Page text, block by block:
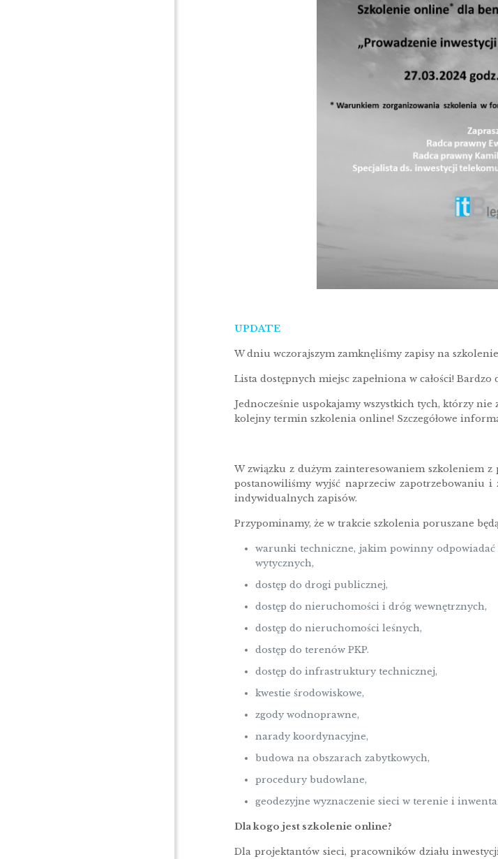
UPDATE
W dniu wczorajszym zamknęliśmy zapisy na
Lista dostępnych miejsc zapełniona w całości!
Jednocześnie uspokajamy wszystkich tych, którzy
kolejny termin szkolenia online! Szczegółowe
W związku z dużym zainteresowaniem szkoleniem
postanowiliśmy wyjść naprzeciw zapotrzebowaniu
indywidualnych zapisów.
Przypominamy, że w trakcie szkolenia poruszane
warunki techniczne, jakim powinny
wytycznych,
dostęp do drogi publicznej,
dostęp do nieruchomości i dróg wewnętrznych,
dostęp do nieruchomości leśnych,
dostęp do terenów PKP.
dostęp do infrastruktury technicznej,
kwestie środowiskowe,
zgody wodnoprawne,
narady koordynacyjne,
budowa na obszarach zabytkowych,
procedury budowlane,
geodezyjne wyznaczenie sieci w terenie i
Dla kogo jest szkolenie online?
Dla projektantów sieci, pracowników działu